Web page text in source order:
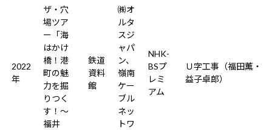
2022
年
ザ・穴
場ツア
ー「海
はかけ
橋！港
町の魅
力を掘
りつく
す！～
福井
鉄道
資料
館
㈱オ
ルタ
スジ
ャパ
ン、
嶺南
ケー
ブル
ネッ
トワ
NHK-
BSプ
レミ
アム
Ｕ字工事（福田薫・
益子卓郎）